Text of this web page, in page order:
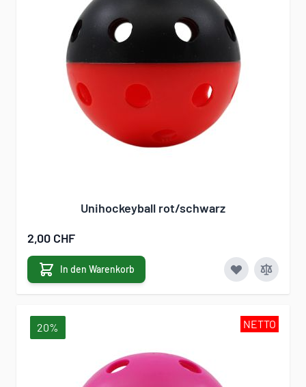
Unihockeyball rot/schwarz
2,00 CHF
In den Warenkorb
NETTO
20%